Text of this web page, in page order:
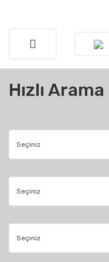
Hızlı Arama